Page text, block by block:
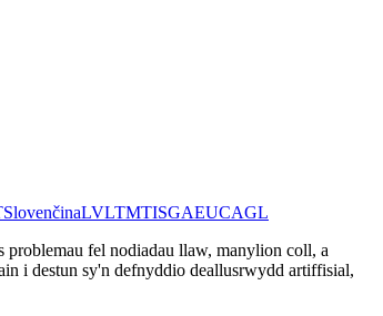
SlovenčinaLVLTMTISGAEUCAGL
fel nodiadau llaw, manylion coll, a
i destun sy'n defnyddio deallusrwydd artiffisial,